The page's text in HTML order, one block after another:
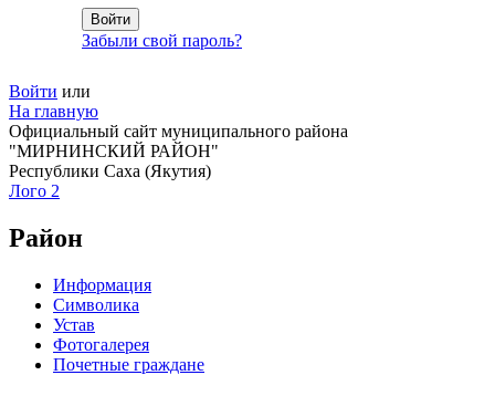
Забыли свой пароль?
Войти или
На главную
Официальный сайт муниципального района
"МИРНИНСКИЙ РАЙОН"
Республики Саха (Якутия)
Лого 2
Район
Информация
Символика
Устав
Фотогалерея
Почетные граждане